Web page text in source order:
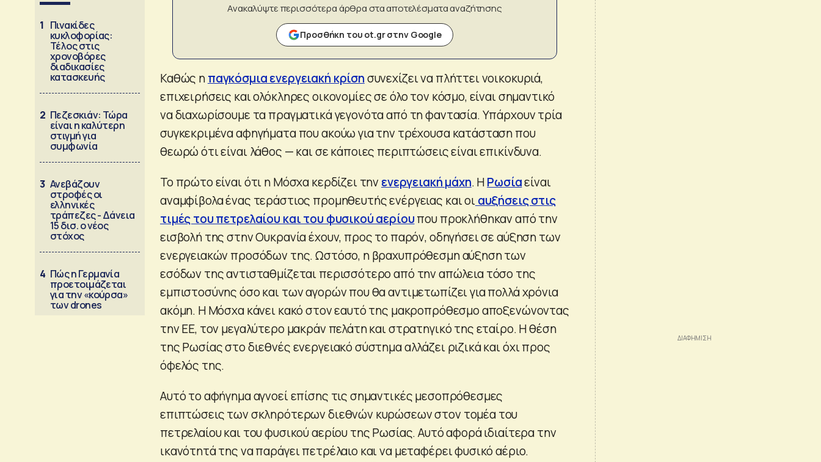
1 Πινακίδες
κυκλοφορίας:
Τέλος στις
χρονοβόρες
διαδικασίες
κατασκευής
2 Πεζεσκιάν: Τώρα
είναι η καλύτερη
στιγμή για
συμφωνία
3 Ανεβάζουν
στροφές οι
ελληνικές
τράπεζες - Δάνεια
15 δισ. ο νέος
στόχος
4 Πώς η Γερμανία
προετοιμάζεται
για την «κούρσα»
των drones
Ανακαλύψτε περισσότερα άρθρα στα αποτελέσματα αναζήτησης
Προσθήκη του ot.gr στην Google
Καθώς ηπαγκόσμια ενεργειακή κρίσησυνεχίζει να πλήττει νοικοκυριά,
επιχειρήσεις και ολόκληρες οικονομίες σε όλο τον κόσμο, είναι σημαντικό
να διαχωρίσουμε τα πραγματικά γεγονότα από τη φαντασία. Υπάρχουν τρία
συγκεκριμένα αφηγήματα που ακούω για την τρέχουσα κατάσταση που
θεωρώ ότι είναι λάθος — και σε κάποιες περιπτώσεις είναι επικίνδυνα.
Το πρώτο είναι ότι η Μόσχα κερδίζει την ενεργειακή μάχη. ΗΡωσίαείναι
αναμφίβολα ένας τεράστιος προμηθευτής ενέργειας και οιαυξήσεις στις
τιμές του πετρελαίου και του φυσικού αερίουπου προκλήθηκαν από την
εισβολή της στην Ουκρανία έχουν, προς το παρόν, οδηγήσει σε αύξηση των
ενεργειακών προσόδων της. Ωστόσο, η βραχυπρόθεσμη αύξηση των
εσόδων της αντισταθμίζεται περισσότερο από την απώλεια τόσο της
εμπιστοσύνης όσο και των αγορών που θα αντιμετωπίζει για πολλά χρόνια
ακόμη. Η Μόσχα κάνει κακό στον εαυτό της μακροπρόθεσμο αποξενώνοντας
την ΕΕ, τον μεγαλύτερο μακράν πελάτη και στρατηγικό της εταίρο. Η θέση
της Ρωσίας στο διεθνές ενεργειακό σύστημα αλλάζει ριζικά και όχι προς
όφελός της.
Αυτό το αφήγημα αγνοεί επίσης τις σημαντικές μεσοπρόθεσμες
επιπτώσεις των σκληρότερων διεθνών κυρώσεων στον τομέα του
πετρελαίου και του φυσικού αερίου της Ρωσίας. Αυτό αφορά ιδιαίτερα την
ικανότητά της να παράγει πετρέλαιο και να μεταφέρει φυσικό αέριο.